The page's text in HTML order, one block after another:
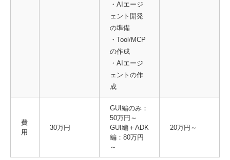
・AIエージ
ェント開発
の準備
・Tool/MCP
の作成
・AIエージ
ェントの作
成
費
用
30万円
GUI編のみ：
50万円～
GUI編＋ADK
編：80万円
～
20万円～